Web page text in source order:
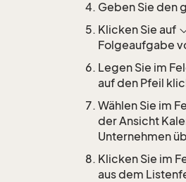
Geben Sie den
Klicken Sie auf
Folgeaufgabe
Legen Sie im
auf den Pfeil
Wählen Sie im
der Ansicht
Unternehmen
Klicken Sie im
aus dem